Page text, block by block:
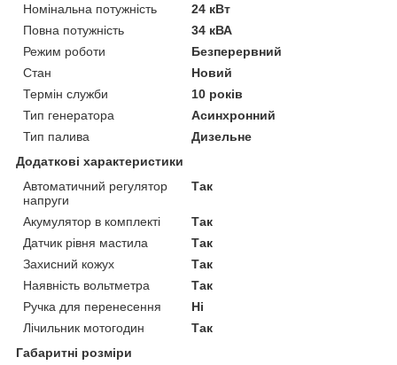
Номінальна потужність
24 кВт
Повна потужність
34 кВА
Режим роботи
Безперервний
Стан
Новий
Термін служби
10 років
Тип генератора
Асинхронний
Тип палива
Дизельне
Додаткові характеристики
Автоматичний регулятор
напруги
Так
Акумулятор в комплекті
Так
Датчик рівня мастила
Так
Захисний кожух
Так
Наявність вольтметра
Так
Ручка для перенесення
Ні
Лічильник мотогодин
Так
Габаритні розміри